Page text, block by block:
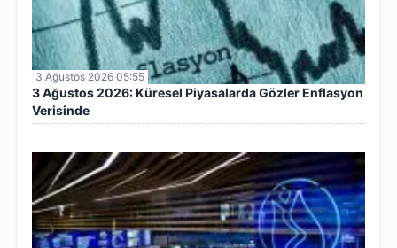
3 Ağustos 2026 05:55
3 Ağustos 2026: Küresel Piyasalarda Gözler Enflasyon
Verisinde